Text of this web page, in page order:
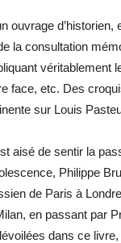
ouvrage
la consultation
véritablement
face, etc. Des
sur Louis
aisé de sentir la
Philippe
de Paris à
en passant par
dans ce